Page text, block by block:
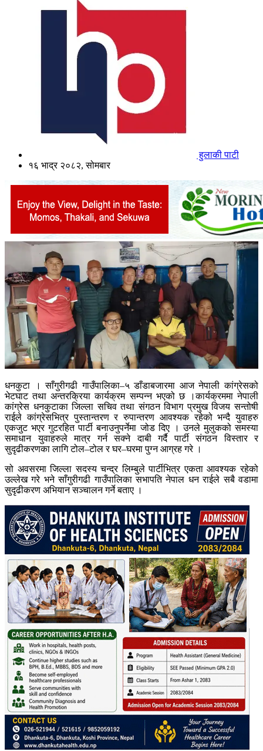
हुलाकी पाटी
१६ भाद्र २०८२, सोमबार
धनकुटा । साँगुरीगढी गाउँपालिका–५ डाँडाबजारमा आज नेपाली कांग्रेसको
भेटघाट तथा अन्तरक्रिया कार्यक्रम सम्पन्न भएको छ ।कार्यक्रममा नेपाली
कांग्रेस धनकुटाका जिल्ला सचिव तथा संगठन विभाग प्रमुख विजय सन्तोषी
राईले कांग्रेसभित्र पुस्तान्तरण र रुपान्तरण आवश्यक रहेको भन्दै युवाहरु
एकजुट भएर गुटरहित पार्टी बनाउनुपर्नेमा जोड दिए । उनले मुलुकको समस्या
समाधान युवाहरुले मात्र गर्न सक्ने दाबी गर्दै पार्टी संगठन विस्तार र
सुदृढीकरणका लागि टोल–टोल र घर–घरमा पुग्न आग्रह गरे ।
सो अवसरमा जिल्ला सदस्य चन्द्र लिम्बुले पार्टीभित्र एकता आवश्यक रहेको
उल्लेख गरे भने साँगुरीगढी गाउँपालिका सभापति नेपाल धन राईले सबै वडामा
सुदृढीकरण अभियान सञ्चालन गर्ने बताए ।